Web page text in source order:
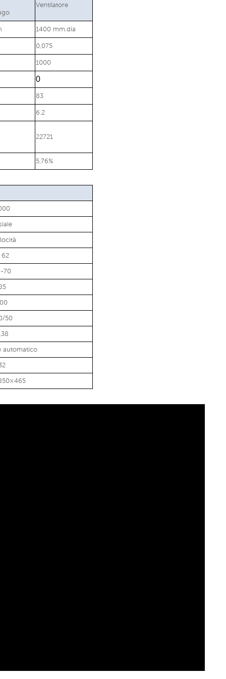
Ventilatore
1400 mm.dia
0,075
1000
0
83
6.2
22721
5,76%
70
50
automatico